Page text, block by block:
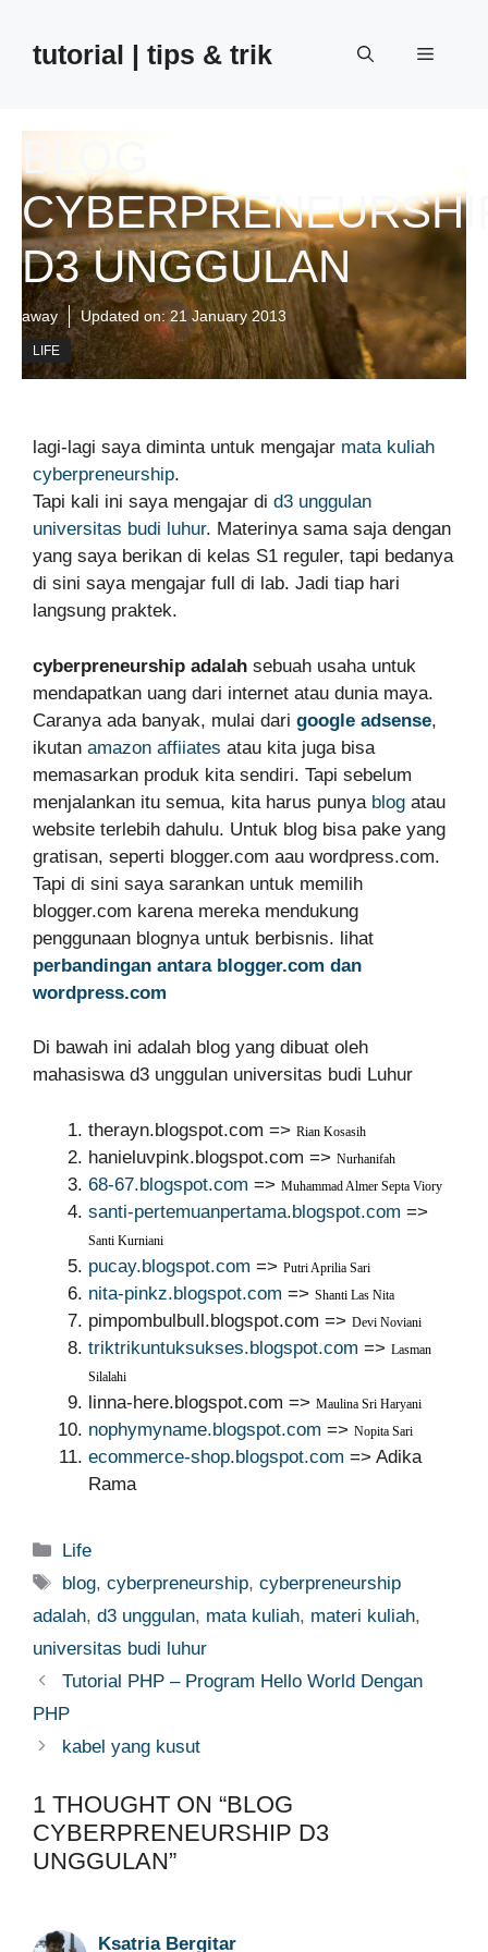
contenttutorial | tips & trik Menu
BLOG
D3 UNGGULAN
away Updated on: 21 January 2013
LIFE
lagi-lagi saya diminta untuk mengajar mata kuliah
cyberpreneurship.
Tapi kali ini saya mengajar di d3 unggulan
universitas budi luhur. Materinya sama saja dengan
yang saya berikan di kelas S1 reguler, tapi bedanya
di sini saya mengajar full di lab. Jadi tiap hari
langsung praktek.
cyberpreneurship adalah sebuah usaha untuk
mendapatkan uang dari internet atau dunia maya.
Caranya ada banyak, mulai dari google adsense,
ikutan amazon affiiates atau kita juga bisa
memasarkan produk kita sendiri. Tapi sebelum
menjalankan itu semua, kita harus punya blog atau
website terlebih dahulu. Untuk blog bisa pake yang
gratisan, seperti blogger.com aau wordpress.com.
Tapi di sini saya sarankan untuk memilih
blogger.com karena mereka mendukung
penggunaan blognya untuk berbisnis. lihat
perbandingan antara blogger.com dan
wordpress.com
Di bawah ini adalah blog yang dibuat oleh
mahasiswa d3 unggulan universitas budi Luhur
therayn.blogspot.com => Rian Kosasih
hanieluvpink.blogspot.com => Nurhanifah
68-67.blogspot.com => Muhammad Almer Septa Viory
santi-pertemuanpertama.blogspot.com =>
Santi Kurniani
pucay.blogspot.com => Putri Aprilia Sari
nita-pinkz.blogspot.com => Shanti Las Nita
pimpombulbull.blogspot.com => Devi Noviani
triktrikuntuksukses.blogspot.com => Lasman
Silalahi
linna-here.blogspot.com => Maulina Sri Haryani
nophymyname.blogspot.com => Nopita Sari
ecommerce-shop.blogspot.com => Adika
Rama
Categories
Life
Tags
blog,cyberpreneurship,cyberpreneurship
adalah, d3 unggulan, mata kuliah, materi kuliah,
universitas budi luhur
Tutorial PHP – Program Hello World Dengan
PHP
kabel yang kusut
1 THOUGHT ON “BLOG
CYBERPRENEURSHIP D3
UNGGULAN”
Ksatria Bergitar